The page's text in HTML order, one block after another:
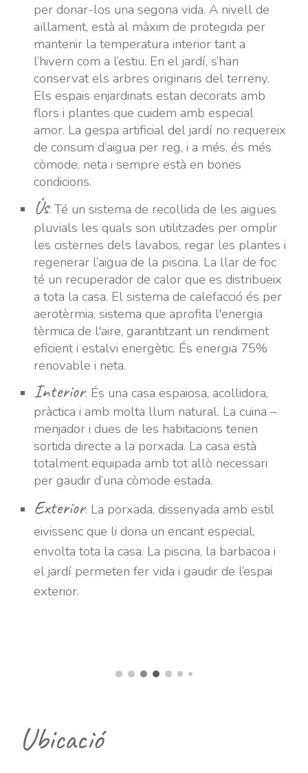
per donar-los una segona vida. A nivell de
aïllament, està al màxim de protegida per
mantenir la temperatura interior tant a
l’hivern com a l’estiu. En el jardí, s’han
conservat els arbres originaris del terreny.
Els espais enjardinats estan decorats amb
flors i plantes que cuidem amb especial
amor. La gespa artificial del jardí no requereix
de consum d’aigua per reg, i a més, és més
còmode, neta i sempre està en bones
condicions.
Ús. Té un sistema de recollida de les aigües
pluvials les quals son utilitzades per omplir
les cisternes dels lavabos, regar les plantes i
regenerar l’aigua de la piscina. La llar de foc
té un recuperador de calor que es distribueix
a tota la casa. El sistema de calefacció és per
aerotèrmia, sistema que aprofita l'energia
tèrmica de l'aire, garantitzant un rendiment
eficient i estalvi energètic. És energia 75%
renovable i neta.
Interior. És una casa espaiosa, acollidora,
pràctica i amb molta llum natural. La cuina –
menjador i dues de les habitacions tenen
sortida directe a la porxada. La casa està
totalment equipada amb tot allò necessari
per gaudir d’una còmode estada.
Exterior. La porxada, dissenyada amb estil
eivissenc que li dona un encant especial,
envolta tota la casa. La piscina, la barbacoa i
el jardí permeten fer vida i gaudir de l’espai
exterior.
Ubicació